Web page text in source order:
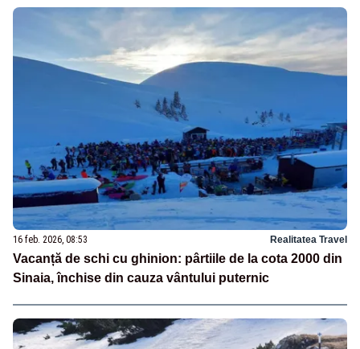
16 feb. 2026, 08:53 Realitatea Travel
Vacanță de schi cu ghinion: pârtiile de la cota 2000 din
Sinaia, închise din cauza vântului puternic